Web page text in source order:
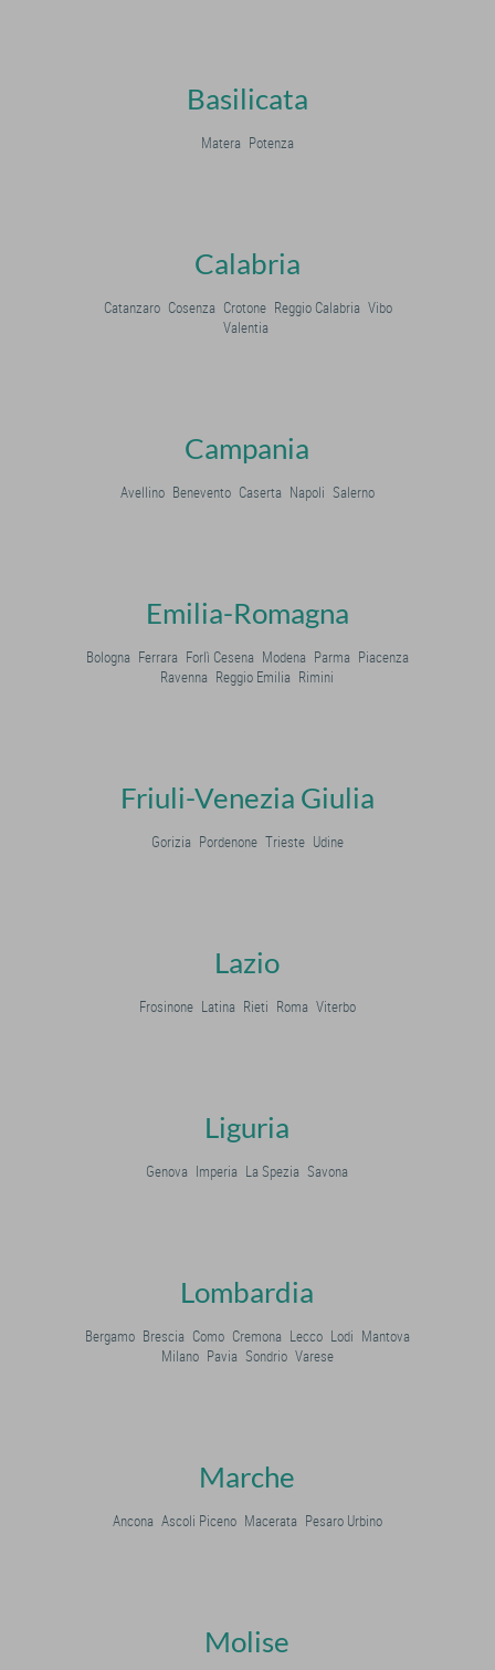
Basilicata
Matera Potenza
Calabria
Catanzaro Cosenza Crotone Reggio Calabria Vibo
Valentia
Campania
Avellino Benevento Caserta Napoli Salerno
Emilia-Romagna
Bologna Ferrara Forlì Cesena Modena Parma Piacenza
Ravenna Reggio Emilia Rimini
Friuli-Venezia Giulia
Gorizia Pordenone Trieste Udine
Lazio
Frosinone Latina Rieti Roma Viterbo
Liguria
Genova Imperia La Spezia Savona
Lombardia
Bergamo Brescia Como Cremona Lecco Lodi Mantova
Milano Pavia Sondrio Varese
Marche
Ancona Ascoli Piceno Macerata Pesaro Urbino
Molise